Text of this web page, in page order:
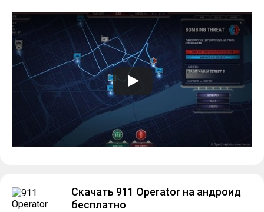
Скачать 911 Operator на андроид
бесплатно